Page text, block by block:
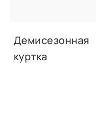
Демисезонная
куртка